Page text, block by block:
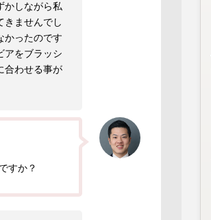
かしながら私
きませんでし
かったのです
アをブラッシ
合わせる事が
すか？